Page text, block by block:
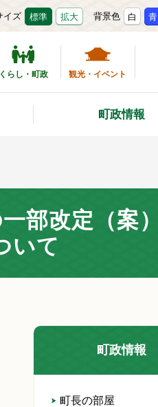
イズ 標準 拡大 背景色 白 青
くらし・町政 観光・イベント
町政情報
部改定（案）
いて
町政情報
町長の部屋